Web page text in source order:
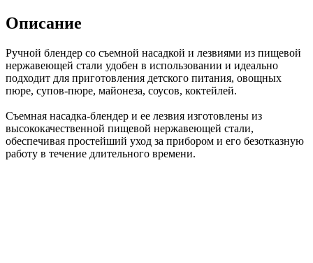
Описание
Ручной блендер со съемной насадкой и лезвиями из пищевой
нержавеющей стали удобен в использовании и идеально
подходит для приготовления детского питания, овощных
пюре, супов-пюре, майонеза, соусов, коктейлей.
Съемная насадка-блендер и ее лезвия изготовлены из
высококачественной пищевой нержавеющей стали,
обеспечивая простейший уход за прибором и его безотказную
работу в течение длительного времени.